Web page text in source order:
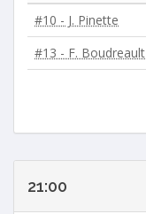
#10 - J. Pinette
#13 - F. Boudreault
21:00